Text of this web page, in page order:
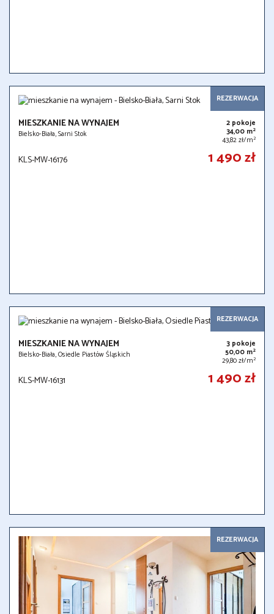
REZERWACJA
MIESZKANIE NA WYNAJEM
Bielsko-Biała, Sarni Stok
2 pokoje
34,00 m2
43,82 zł/m2
KLS-MW-16176 1 490 zł
REZERWACJA
MIESZKANIE NA WYNAJEM
Bielsko-Biała, Osiedle Piastów Śląskich
3 pokoje
50,00 m2
29,80 zł/m2
KLS-MW-16131 1 490 zł
REZERWACJA